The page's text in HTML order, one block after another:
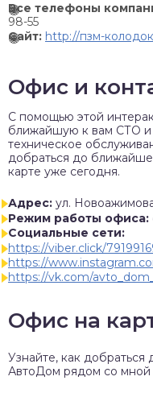
Все телефоны
98-55
Сайт: http://пзм-
Офис и
C помощью этой
ближайшую к вам СТО и
техническое
добраться до
карте уже сегодня.
Адрес: ул.
Режим работы офиса:
Социальные сети:
https://viber.click/
https://
https://vk.com/
Офис на
Узнайте, как добраться
АвтоДом рядом со мной